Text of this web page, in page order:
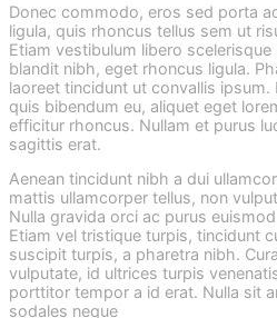
Donec commodo, eros sed porta
ligula, quis rhoncus tellus sem ut
Etiam vestibulum libero
blandit nibh, eget rhoncus ligula.
laoreet tincidunt ut convallis ipsum.
quis bibendum eu, aliquet eget
efficitur rhoncus. Nullam et purus
sagittis erat.
Aenean tincidunt nibh a dui
mattis ullamcorper tellus, non
Nulla gravida orci ac purus
Etiam vel tristique turpis, tincidunt
suscipit turpis, a pharetra nibh.
vulputate, id ultrices turpis
porttitor tempor a id erat. Nulla sit
sodales neque